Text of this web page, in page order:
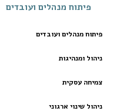
פיתוח מנהלים ועובדים
פיתוח מנהלים ועובדים
ניהול ומנהיגות
צמיחה עסקית
ניהול שינוי ארגוני